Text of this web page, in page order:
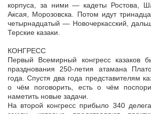
корпуса, за ними — кадеты Ростова,
Аксая, Морозовска. Потом идут
четырнадцатый — Новочеркасский,
Терские казаки.
КОНГРЕСС
Первый Всемирный конгресс казаков
празднования 250-летия атамана
года. Спустя два года представителям
о чём поговорить, есть о чём
наметить новые задачи.
На второй конгресс прибыло 340